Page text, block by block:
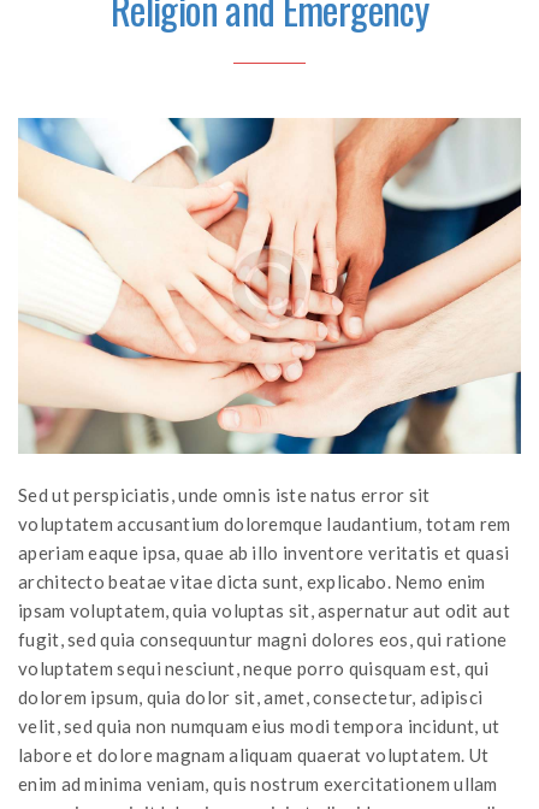
Sed ut perspiciatis, unde omnis iste natus error sit
voluptatem accusantium doloremque laudantium, totam rem
aperiam eaque ipsa, quae ab illo inventore veritatis et quasi
architecto beatae vitae dicta sunt, explicabo. Nemo enim
ipsam voluptatem, quia voluptas sit, aspernatur aut odit aut
fugit, sed quia consequuntur magni dolores eos, qui ratione
voluptatem sequi nesciunt, neque porro quisquam est, qui
dolorem ipsum, quia dolor sit, amet, consectetur, adipisci
velit, sed quia non numquam eius modi tempora incidunt, ut
labore et dolore magnam aliquam quaerat voluptatem. Ut
enim ad minima veniam, quis nostrum exercitationem ullam